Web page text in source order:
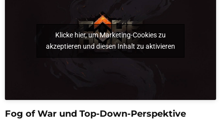
Klicke hier, um Marketing-Cookies zu
akzeptieren und diesen Inhalt zu aktivieren
Fog of War und Top-Down-Perspektive